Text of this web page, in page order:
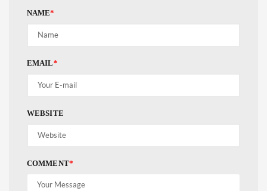
NAME*
EMAIL*
WEBSITE
COMMENT*